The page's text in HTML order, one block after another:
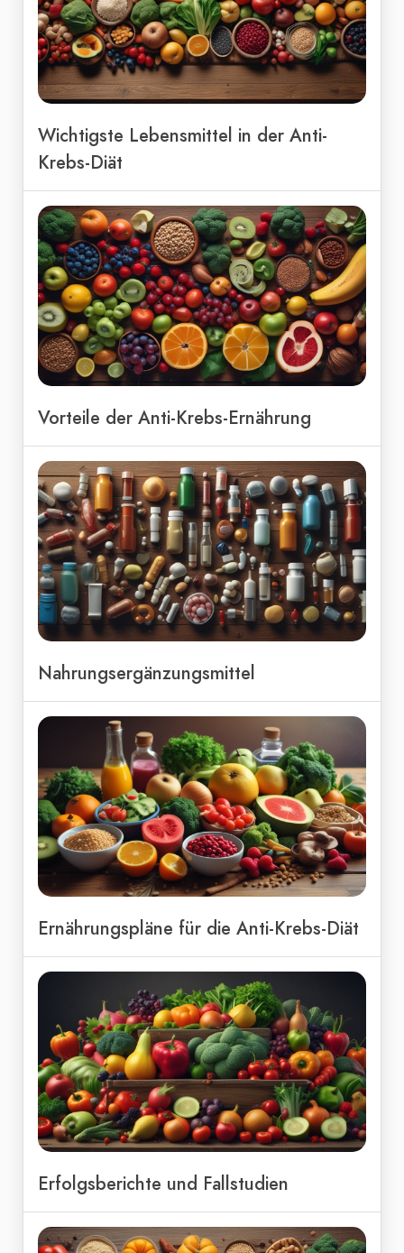
Wichtigste Lebensmittel in der Anti-
Krebs-Diät
Vorteile der Anti-Krebs-Ernährung
Nahrungsergänzungsmittel
Ernährungspläne für die Anti-Krebs-Diät
Erfolgsberichte und Fallstudien